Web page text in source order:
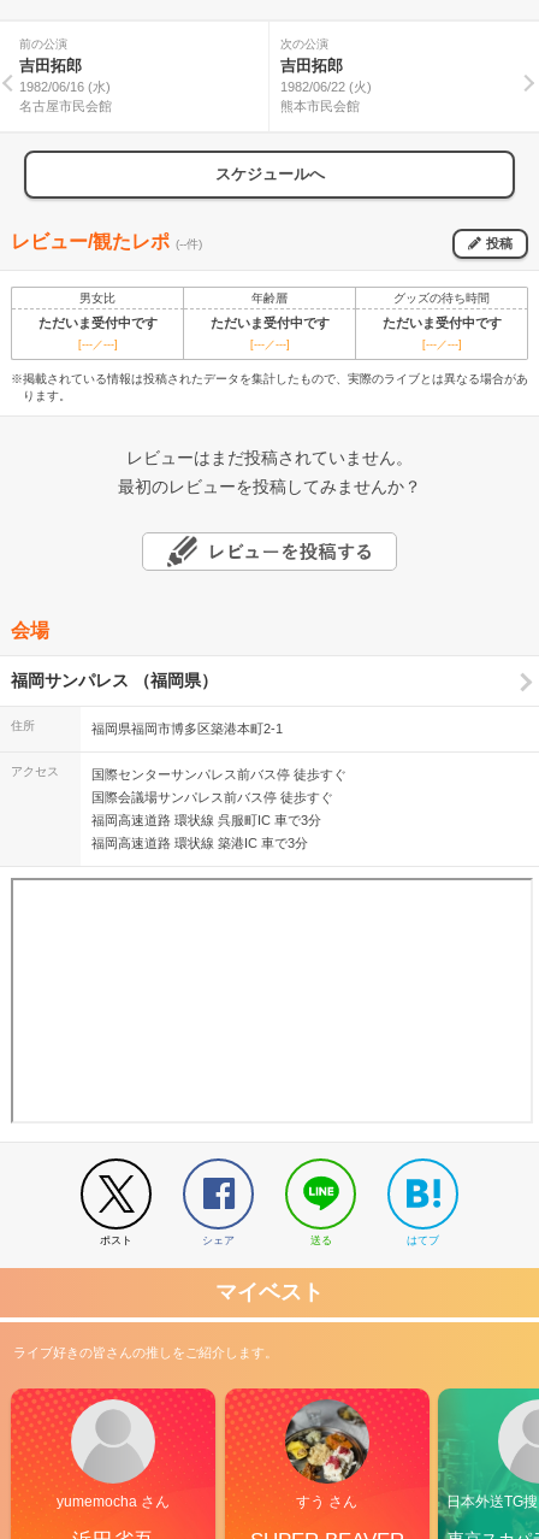
前の公演
吉田拓郎
1982/06/16 (水)
名古屋市民会館
次の公演
吉田拓郎
1982/06/22 (火)
熊本市民会館
スケジュールへ
レビュー/観たレポ (--件) 投稿
男女比 年齢層 グッズの待ち時間
ただいま受付中です ただいま受付中です ただいま受付中です
[---／---] [---／---] [---／---]
※掲載されている情報は投稿されたデータを集計したもので、実際のライブとは異なる場合があ
ります。
レビューはまだ投稿されていません。
最初のレビューを投稿してみませんか？
会場
福岡サンパレス （福岡県）
住所 福岡県福岡市博多区築港本町2-1
アクセス
国際センターサンパレス前バス停 徒歩すぐ
国際会議場サンパレス前バス停 徒歩すぐ
福岡高速道路 環状線 呉服町IC 車で3分
福岡高速道路 環状線 築港IC 車で3分
ポスト シェア 送る はてブ
マイベスト
ライブ好きの皆さんの推しをご紹介します。
yumemocha さん すう さん 日本外送TG